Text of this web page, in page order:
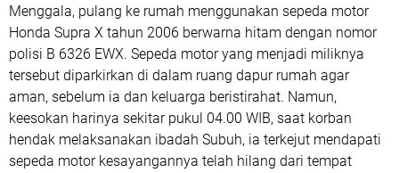
Menggala, pulang ke rumah menggunakan sepeda motor
Honda Supra X tahun 2006 berwarna hitam dengan nomor
polisi B 6326 EWX. Sepeda motor yang menjadi miliknya
tersebut diparkirkan di dalam ruang dapur rumah agar
aman, sebelum ia dan keluarga beristirahat. Namun,
keesokan harinya sekitar pukul 04.00 WIB, saat korban
hendak melaksanakan ibadah Subuh, ia terkejut mendapati
sepeda motor kesayangannya telah hilang dari tempat